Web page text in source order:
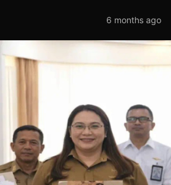
6 months ago